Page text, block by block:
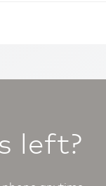
left?